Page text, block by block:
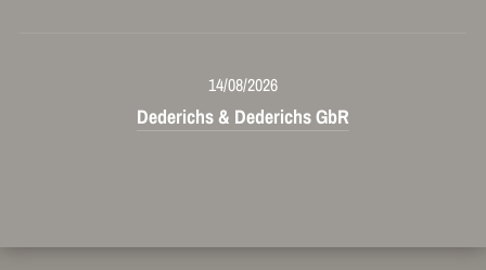
14/08/2026
Dederichs & Dederichs GbR